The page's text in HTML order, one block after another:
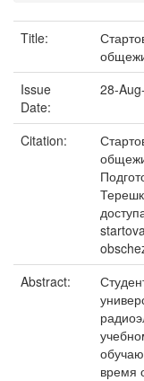
Title:
Issue
Date:
28-
Citation:
Abstract:
время